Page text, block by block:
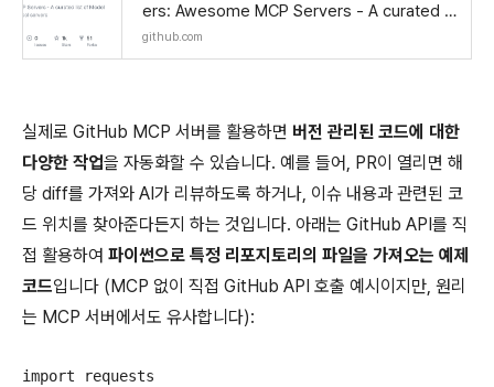
ers: Awesome MCP Servers - A curated li
st of Model Context Protocol servers
github.com
실제로 GitHub MCP 서버를 활용하면 버전 관리된 코드에 대한
다양한 작업을 자동화할 수 있습니다. 예를 들어, PR이 열리면 해
당 diff를 가져와 AI가 리뷰하도록 하거나, 이슈 내용과 관련된 코
드 위치를 찾아준다든지 하는 것입니다. 아래는 GitHub API를 직
접 활용하여 파이썬으로 특정 리포지토리의 파일을 가져오는 예제
코드입니다 (MCP 없이 직접 GitHub API 호출 예시이지만, 원리
는 MCP 서버에서도 유사합니다):
import requests